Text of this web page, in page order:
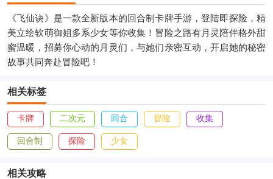
《飞仙诀》是一款全新版本的回合制卡牌手游，登陆即探险，精
美立绘软萌御姐多系少女等你收集！冒险之路有月灵陪伴格外甜
蜜温暖，招募你心动的月灵们，与她们亲密互动，开启她的秘密
故事共同奔赴冒险吧！
相关标签
卡牌 二次元 回合 冒险 收集
回合制 探险 少女
相关攻略